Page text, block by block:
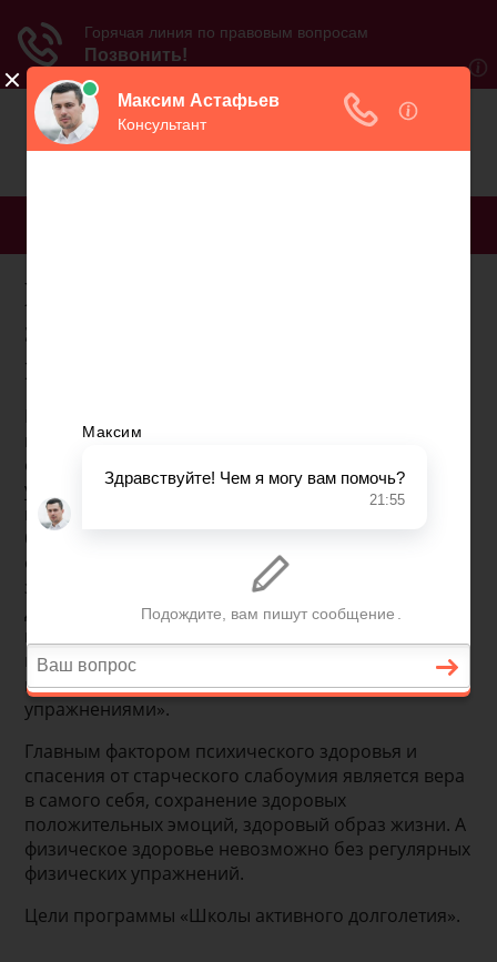
Программа школы
здоровья для
пенсионеров
продиктована сложившейся обстановкой в
обществе. Численность пожилых людей ежегодно
увеличивается. Большинство людей приходят к
пенсионному возрасту с багажом хронических
болезней и социальной изоляцией. Все это
отрицательно сказывается на психологическом
здоровье пожилых людей. Но шансы прожить
долго и активно есть у всех. По мнению
профессора Бубновского С.М. «Старость – это не
возраст, а потеря мышечной ткани, которая
начинает исчезать, если её не поддерживать
упражнениями».
Главным фактором психического здоровья и
спасения от старческого слабоумия является вера
в самого себя, сохранение здоровых
положительных эмоций, здоровый образ жизни. А
физическое здоровье невозможно без регулярных
физических упражнений.
Цели программы «Школы активного долголетия».